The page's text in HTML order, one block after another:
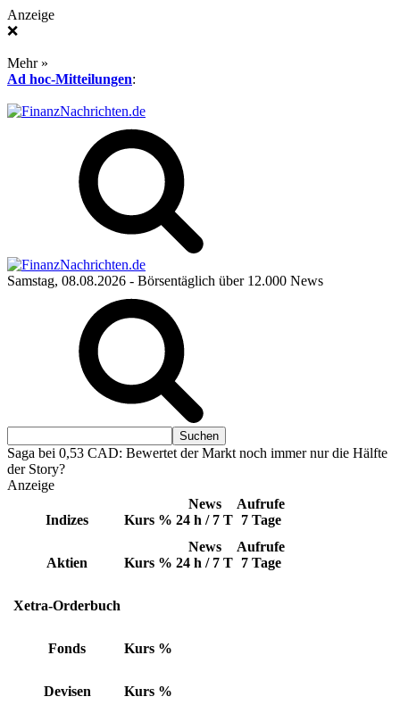
Anzeige
❌
Mehr »
Ad hoc-Mitteilungen:
Samstag, 08.08.2026 - Börsentäglich über 12.000 News
Saga bei 0,53 CAD: Bewertet der Markt noch immer nur die Hälfte
der Story?
Anzeige
Indizes Kurs %
News
24 h / 7 T
Aufrufe
7 Tage
Aktien Kurs %
News
24 h / 7 T
Aufrufe
7 Tage
Xetra-Orderbuch
Fonds Kurs %
Devisen Kurs %